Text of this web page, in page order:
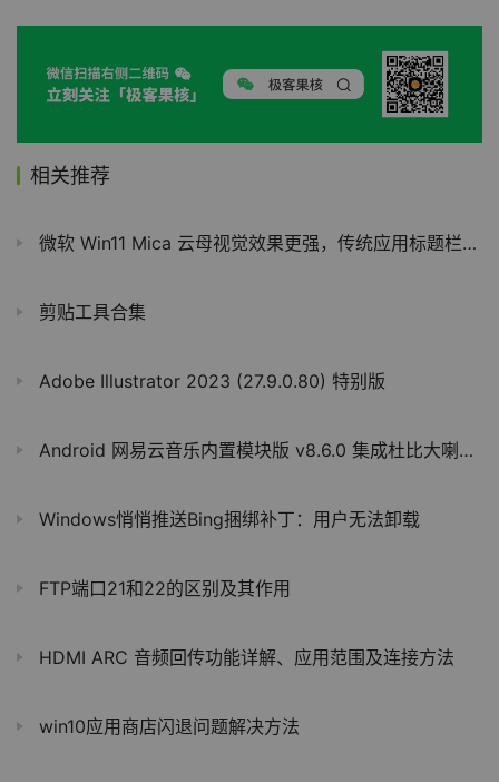
相关推荐
微软 Win11 Mica 云母视觉效果更强，传统应用标题栏风格大变
剪贴工具合集
Adobe Illustrator 2023 (27.9.0.80) 特别版
Android 网易云音乐内置模块版 v8.6.0 集成杜比大喇叭v3.3.5
Windows悄悄推送Bing捆绑补丁：用户无法卸载
FTP端口21和22的区别及其作用
HDMI ARC 音频回传功能详解、应用范围及连接方法
win10应用商店闪退问题解决方法